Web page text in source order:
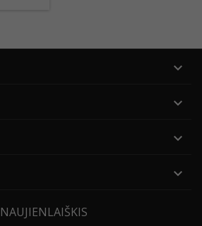




NAUJIENLAIŠKIS